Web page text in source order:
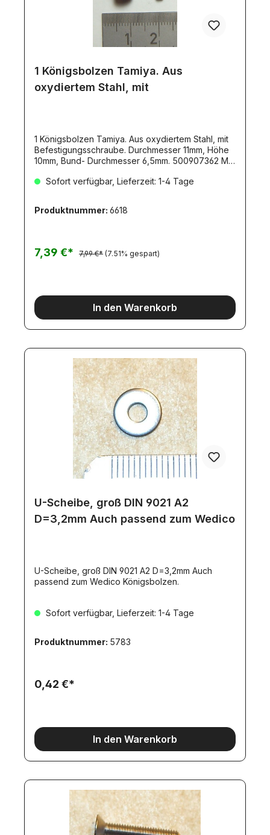
1 Königsbolzen Tamiya. Aus
oxydiertem Stahl, mit
1 Königsbolzen Tamiya. Aus oxydiertem Stahl, mit
Befestigungsschraube. Durchmesser 11mm, Höhe
10mm, Bund- Durchmesser 6,5mm. 500907362 Mit
Sofort verfügbar, Lieferzeit: 1-4 Tage
Produktnummer: 6618
7,39 €* 7,99 €* (7.51% gespart)
In den Warenkorb
U-Scheibe, groß DIN 9021 A2
D=3,2mm Auch passend zum Wedico
U-Scheibe, groß DIN 9021 A2 D=3,2mm Auch
passend zum Wedico Königsbolzen.
Sofort verfügbar, Lieferzeit: 1-4 Tage
Produktnummer: 5783
0,42 €*
In den Warenkorb